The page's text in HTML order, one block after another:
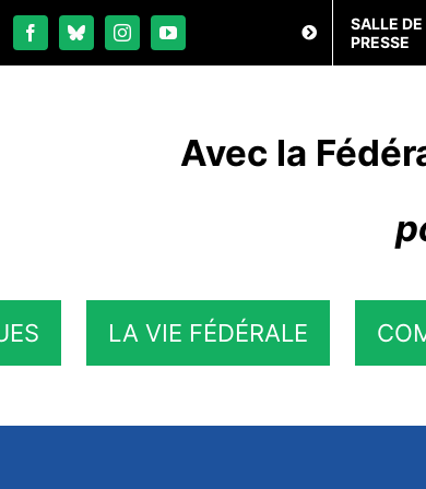
SALLE DE
PRESSE
Avec la
LA VIE FÉDÉRALE